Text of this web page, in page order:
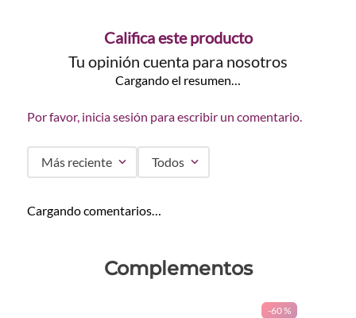
Califica este producto
Tu opinión cuenta para nosotros
Cargando el resumen…
Por favor, inicia sesión para escribir un comentario.
Más reciente Todos
Cargando comentarios…
Complementos
-60 %